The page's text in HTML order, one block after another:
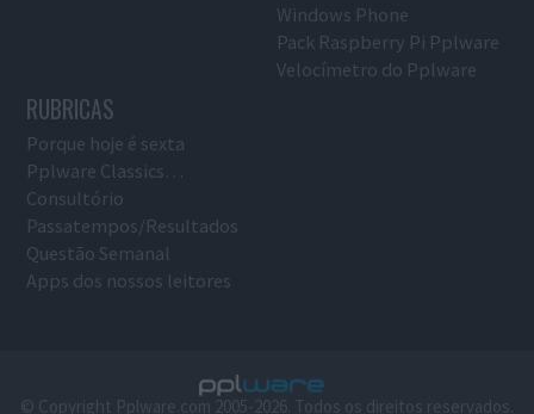
Windows Phone
Pack Raspberry Pi Pplware
Velocímetro do Pplware
RUBRICAS
Porque hoje é sexta
Pplware Classics…
Consultório
Passatempos/Resultados
Questão Semanal
Apps dos nossos leitores
© Copyright Pplware.com 2005-2026. Todos os direitos reservados.